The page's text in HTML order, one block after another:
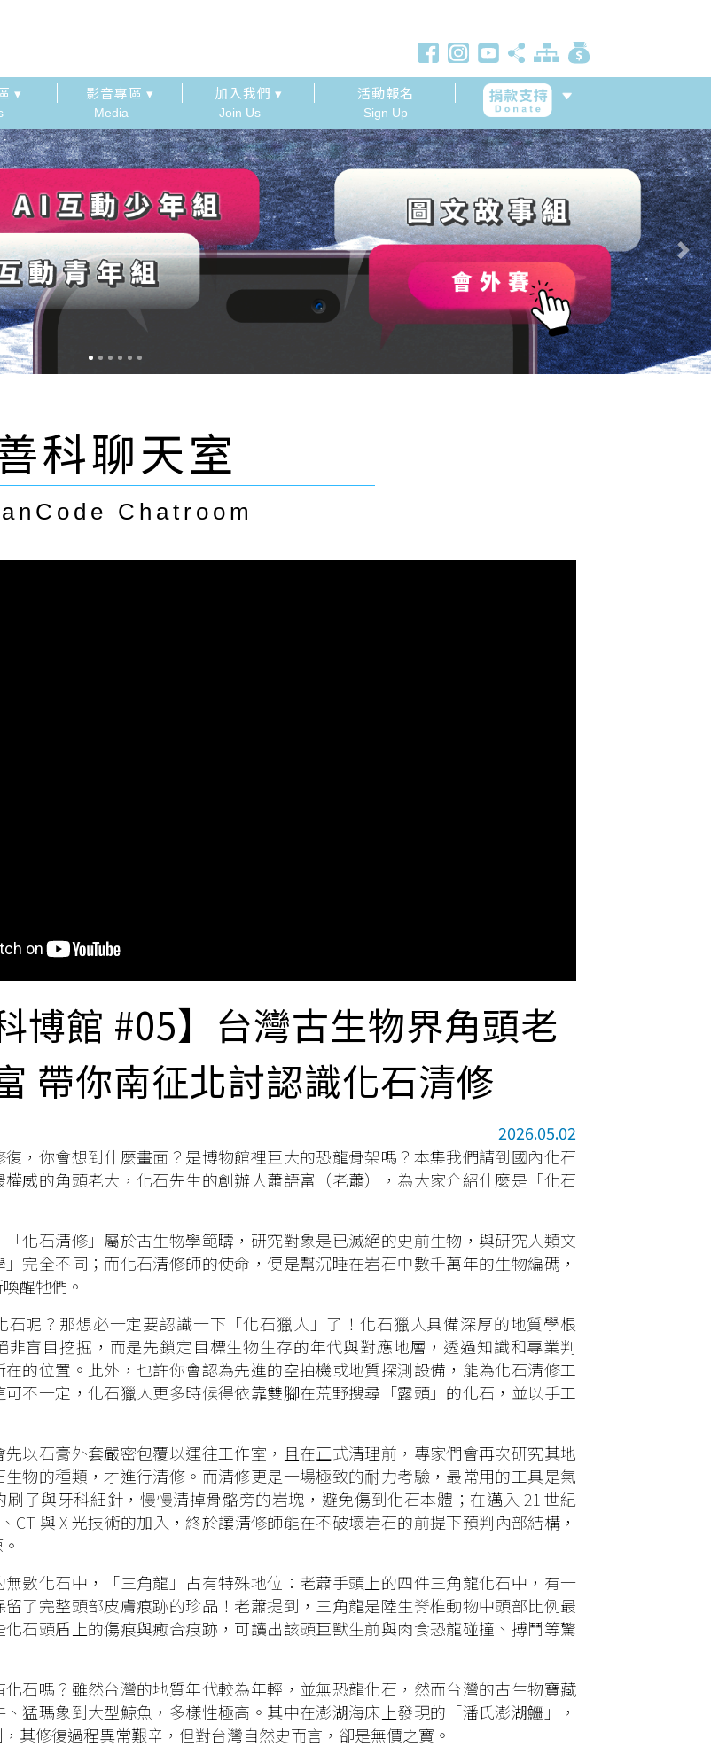
▾ 影音專區 ▾
Media
加入我們 ▾
Join Us
活動報名
Sign Up
Next
科聊天室
Chatroom
博館 #05】台灣古生物界角頭老
帶你南征北討認識化石清修
2026.05.02
，你會想到什麼畫面？是博物館裡巨大的恐龍骨架嗎？本集我們請到國內化石
威的角頭老大，化石先生的創辦人蕭語富（老蕭），為大家介紹什麼是「化石
化石清修」屬於古生物學範疇，研究對象是已滅絕的史前生物，與研究人類文
完全不同；而化石清修師的使命，便是幫沉睡在岩石中數千萬年的生物編碼，
醒牠們。
石呢？那想必一定要認識一下「化石獵人」了！化石獵人具備深厚的地質學根
非盲目挖掘，而是先鎖定目標生物生存的年代與對應地層，透過知識和專業判
的位置。此外，也許你會認為先進的空拍機或地質探測設備，能為化石清修工
不一定，化石獵人更多時候得依靠雙腳在荒野搜尋「露頭」的化石，並以手工
先以石膏外套嚴密包覆以運往工作室，且在正式清理前，專家們會再次研究其地
物的種類，才進行清修。而清修更是一場極致的耐力考驗，最常用的工具是氣
刷子與牙科細針，慢慢清掉骨骼旁的岩塊，避免傷到化石本體；在邁入 21 世紀
CT 與 X 光技術的加入，終於讓清修師能在不破壞岩石的前提下預判內部結構，
數化石中，「三角龍」占有特殊地位：老蕭手頭上的四件三角龍化石中，有一
了完整頭部皮膚痕跡的珍品！老蕭提到，三角龍是陸生脊椎動物中頭部比例最
石頭盾上的傷痕與癒合痕跡，可讀出該頭巨獸生前與肉食恐龍碰撞、搏鬥等驚
石嗎？雖然台灣的地質年代較為年輕，並無恐龍化石，然而台灣的古生物寶藏
猛瑪象到大型鯨魚，多樣性極高。其中在澎湖海床上發現的「潘氏澎湖鱷」，
其修復過程異常艱辛，但對台灣自然史而言，卻是無價之寶。